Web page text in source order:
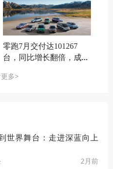
零跑7月交付达101267
台，同比增长翻倍，成首
多>
世界舞台：走进深蓝向上
2月前